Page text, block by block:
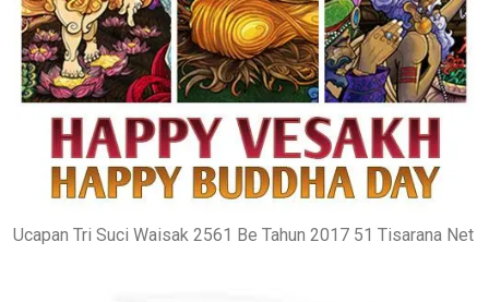
Ucapan Tri Suci Waisak 2561 Be Tahun 2017 51 Tisarana Net